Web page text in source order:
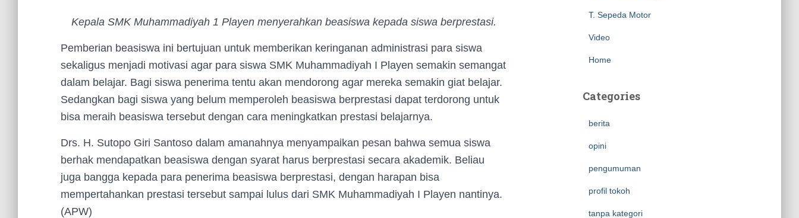
Kepala SMK Muhammadiyah 1 Playen menyerahkan beasiswa kepada siswa berprestasi.
Pemberian beasiswa ini bertujuan untuk memberikan keringanan administrasi para siswa
sekaligus menjadi motivasi agar para siswa SMK Muhammadiyah I Playen semakin semangat
dalam belajar. Bagi siswa penerima tentu akan mendorong agar mereka semakin giat belajar.
Sedangkan bagi siswa yang belum memperoleh beasiswa berprestasi dapat terdorong untuk
bisa meraih beasiswa tersebut dengan cara meningkatkan prestasi belajarnya.
Drs. H. Sutopo Giri Santoso dalam amanahnya menyampaikan pesan bahwa semua siswa
berhak mendapatkan beasiswa dengan syarat harus berprestasi secara akademik. Beliau
juga bangga kepada para penerima beasiswa berprestasi, dengan harapan bisa
mempertahankan prestasi tersebut sampai lulus dari SMK Muhammadiyah I Playen nantinya.
(APW)
T. Sepeda Motor
Video
Home
Categories
berita
opini
pengumuman
profil tokoh
tanpa kategori